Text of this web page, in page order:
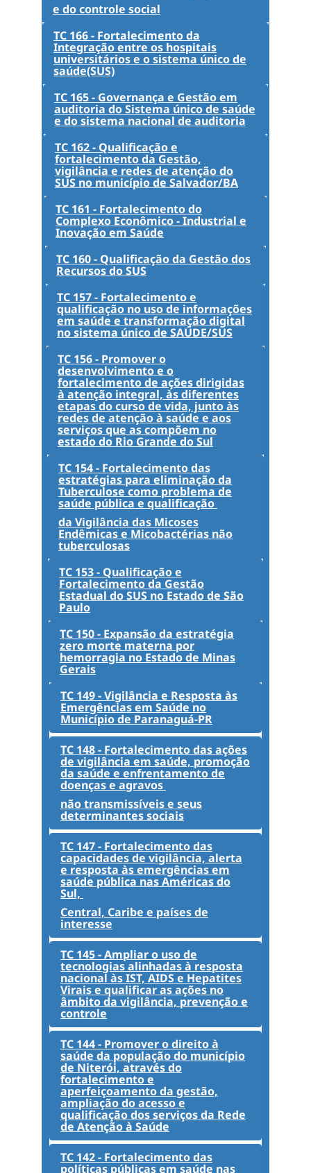
e do controle social
TC 166 - Fortalecimento da
Integração entre os hospitais
universitários e o sistema único de
saúde(SUS)
TC 165 - Governança e Gestão em
auditoria do Sistema único de saúde
e do sistema nacional de auditoria
TC 162 - Qualificação e
fortalecimento da Gestão,
vigilância e redes de atenção do
SUS no município de Salvador/BA
TC 161 - Fortalecimento do
Complexo Econômico - Industrial e
Inovação em Saúde
TC 160 - Qualificação da Gestão dos
Recursos do SUS
TC 157 - Fortalecimento e
qualificação no uso de informações
em saúde e transformação digital
no sistema único de SAÚDE/SUS
TC 156 - Promover o
desenvolvimento e o
fortalecimento de ações dirigidas
à atenção integral, às diferentes
etapas do curso de vida, junto às
redes de atenção à saúde e aos
serviços que as compõem no
estado do Rio Grande do Sul
TC 154 - Fortalecimento das
estratégias para eliminação da
Tuberculose como problema de
saúde pública e qualificação
da Vigilância das Micoses
Endêmicas e Micobactérias não
tuberculosas
TC 153 - Qualificação e
Fortalecimento da Gestão
Estadual do SUS no Estado de São
Paulo
TC 150 - Expansão da estratégia
zero morte materna por
hemorragia no Estado de Minas
Gerais
TC 149 - Vigilância e Resposta às
Emergências em Saúde no
Município de Paranaguá-PR
TC 148 - Fortalecimento das ações
de vigilância em saúde, promoção
da saúde e enfrentamento de
doenças e agravos
não transmissíveis e seus
determinantes sociais
TC 147 - Fortalecimento das
capacidades de vigilância, alerta
e resposta às emergências em
saúde pública nas Américas do
Sul,
Central, Caribe e países de
interesse
TC 145 - Ampliar o uso de
tecnologias alinhadas à resposta
nacional às IST, AIDS e Hepatites
Virais e qualificar as ações no
âmbito da vigilância, prevenção e
controle
TC 144 - Promover o direito à
saúde da população do município
de Niterói, através do
fortalecimento e
aperfeiçoamento da gestão,
ampliação do acesso e
qualificação dos serviços da Rede
de Atenção à Saúde
TC 142 - Fortalecimento das
políticas públicas em saúde nas